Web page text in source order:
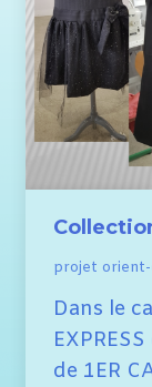
projet
Dans le
de 1ER